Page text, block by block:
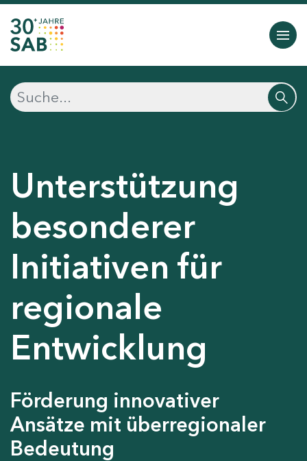
Unterstützung
besonderer
Initiativen für
regionale
Entwicklung
Förderung innovativer
Ansätze mit überregionaler
Bedeutung